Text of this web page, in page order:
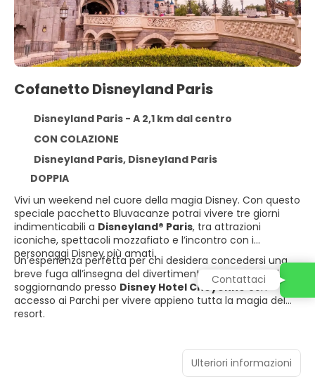
Cofanetto Disneyland Paris
Disneyland Paris - A 2,1 km dal centro
CON COLAZIONE
Disneyland Paris, Disneyland Paris
DOPPIA
Vivi un weekend nel cuore della magia Disney. Con questo
speciale pacchetto Bluvacanze potrai vivere tre giorni
indimenticabili a Disneyland® Paris, tra attrazioni
iconiche, spettacoli mozzafiato e l’incontro con i
personaggi Disney più amati.
Un’esperienza perfetta per chi desidera concedersi una
breve fuga all’insegna del divertimento e della fantasia,
soggiornando presso Disney Hotel Cheyennecon
accesso ai Parchi per vivere appieno tutta la magia del
resort.
Ulteriori informazioni
Contattaci